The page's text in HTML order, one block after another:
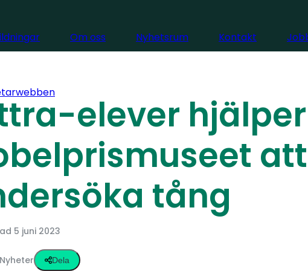
Om oss Nyhetsrum Kontakt
elever hjälper
att
tång
5 juni 2023
Nyheter Dela